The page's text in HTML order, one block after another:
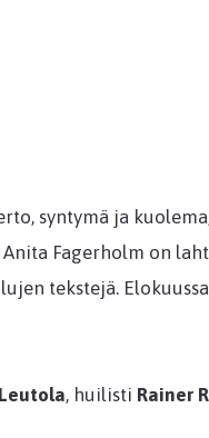
syntymä ja
Anita Fagerholm on
tekstejä.
, huilisti Rainer